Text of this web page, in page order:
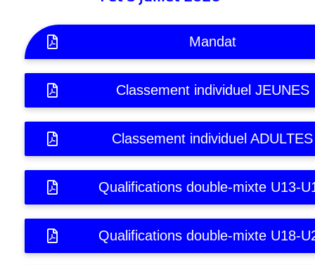
Mandat
Classement individuel JEUNES
Classement individuel ADULTES
Qualifications double-mixte U13-
Qualifications double-mixte U18-